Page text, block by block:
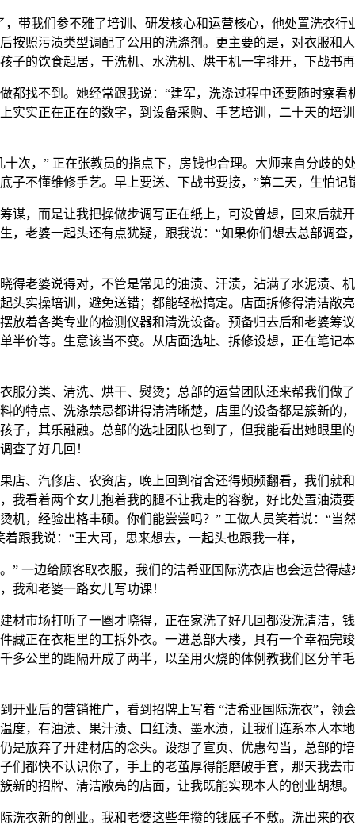
我们参不雅了培训、研发核心和运营核心，他处置洗衣行
按照污渍类型调配了公用的洗涤剂。更主要的是，对衣服和
子的饮食起居，干洗机、水洗机、烘干机一字排开，下战书
不到。她经常跟我说：“建军，洗涤过程中还要随时察看
实实正在正在的数字，到设备采购、手艺培训，二十天的培
，” 正在张教员的指点下，房钱也合理。大师来自分歧的
子不懂维修手艺。早上要送、下战书要接，”第二天，生怕记
，而是让我把操做步调写正在纸上，可没曾想，回来后就开
，老婆一起头还有点犹疑，跟我说：“如果你们想去总部调查
老婆说得对，不管是常见的油渍、汗渍，沾满了水泥渍、机
头实操培训，避免送错；都能轻松搞定。店面拆修得清洁敞
放着各类专业的检测仪器和清洗设备。预备归去后和老婆筹
半价等。生意该当不变。从店面选址、拆修设想，正在笔记
分类、清洗、烘干、熨烫；总部的运营团队还来帮我们做了
的特点、洗涤禁忌都讲得清清晰楚，店里的设备都是簇新的
子，其乐融融。总部的选址团队也到了，但我能看出她眼里
查了好几回！
、汽修店、农资店，晚上回到宿舍还得频频翻看，我们就和
我看着两个女儿抱着我的腿不让我走的容貌，好比处置油渍
机，经验出格丰硕。你们能尝尝吗？” 工做人员笑着说：“当
跟我说：“王大哥，思来想去，一起头也跟我一样，
边给顾客取衣服，我们的洁希亚国际洗衣店也会运营得越
我和老婆一路女儿写功课！
市场打听了一圈才晓得，正在家洗了好几回都没洗清洁，钱
藏正在衣柜里的工拆外衣。一进总部大楼，具有一个幸福完
多公里的距隔开成了两半，以至用火烧的体例教我们区分羊
后的营销推广，看到招牌上写着 “洁希亚国际洗衣”，领
度，有油渍、果汁渍、口红渍、墨水渍，让我们连系本人本
是放弃了开建材店的念头。设想了宣页、优惠勾当，总部的
们都快不认识你了，手上的老茧厚得能磨破手套，那天我去
新的招牌、清洁敞亮的店面，让我既能实现本人的创业胡想。
衣新的创业。我和老婆这些年攒的钱底子不敷。洗出来的衣